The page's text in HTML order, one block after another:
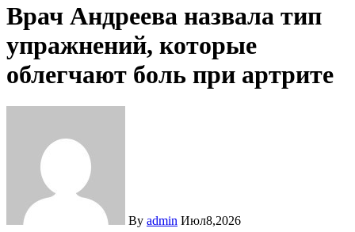
Врач Андреева назвала тип
упражнений, которые
облегчают боль при артрите
By admin Июл8,2026